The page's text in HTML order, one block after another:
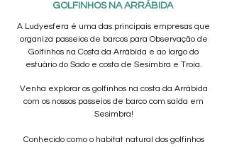
GOLFINHOS NA ARRÁBIDA
A Ludyesfera é uma das principais empresas que
organiza passeios de barcos para Observação de
Golfinhos na Costa da Arrábida e ao largo do
estuário do Sado e costa de Sesimbra e Troia.
Venha explorar os golfinhos na costa da Arrábida
com os nossos passeios de barco com saída em
Sesimbra!
Conhecido como o habitat natural dos golfinhos